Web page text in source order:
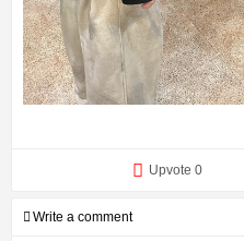
Upvote 0
Write a comment